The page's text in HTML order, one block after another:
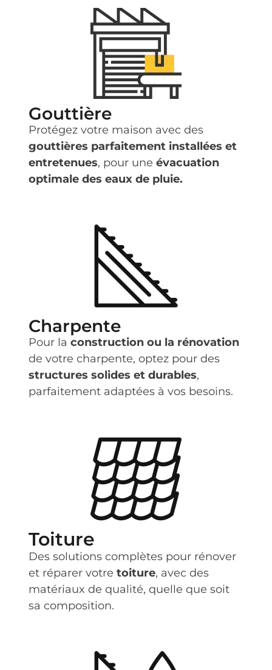
Gouttière
Protégez votre maison avec des
gouttières parfaitement installées et
entretenues, pour uneévacuation
optimale des eaux de pluie.
Charpente
Pour laconstruction ou la rénovation
de votre charpente, optez pour des
structures solides et durables,
parfaitement adaptées à vos besoins.
Toiture
Des solutions complètes pour rénover
et réparer votretoiture, avec des
matériaux de qualité, quelle que soit
sa composition.